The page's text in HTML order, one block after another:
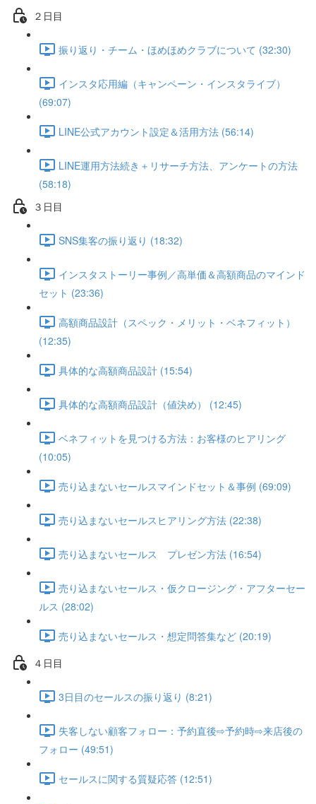
２日目
振り返り・チーム・ほめほめクラブについて (32:30)
インスタ応用編（キャンペーン・インスタライブ）
(69:07)
LINE公式アカウント設定＆活用方法 (56:14)
LINE運用方法続き＋リサーチ方法、アンケートの方法
(58:18)
３日目
SNS集客の振り返り (18:32)
インスタストーリー事例／高単価＆高額商品のマインド
セット (23:36)
高額商品設計（スペック・メリット・ベネフィット）
(12:35)
具体的な高額商品設計 (15:54)
具体的な高額商品設計（値決め） (12:45)
ベネフィットを見つける方法：お客様のヒアリング
(10:05)
売り込まないセールスマインドセット＆事例 (69:09)
売り込まないセールスヒアリング方法 (22:38)
売り込まないセールス プレゼン方法 (16:54)
売り込まないセールス・仮クロージング・アフターセー
ルス (28:02)
売り込まないセールス・想定問答集など (20:19)
４日目
3日目のセールスの振り返り (8:21)
失客しない顧客フォロー：予約直後⇨予約時⇨来店後の
フォロー (49:51)
セールスに関する質疑応答 (12:51)